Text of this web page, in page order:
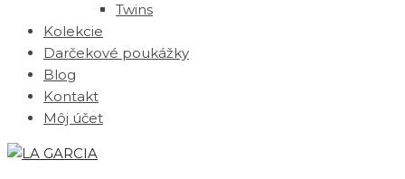
Twins
Kolekcie
Darčekové poukážky
Blog
Kontakt
Môj účet